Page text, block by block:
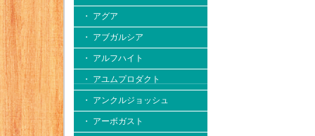
・ アグア
・ アブガルシア
・ アルフハイト
・ アユムプロダクト
・ アンクルジョッシュ
・ アーボガスト